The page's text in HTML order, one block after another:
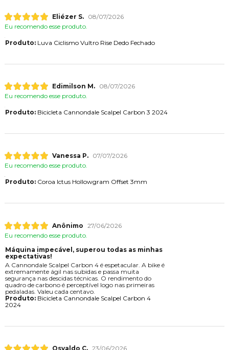
Eliézer S.
08/07/2026
Eu recomendo esse produto.
Produto:Luva Ciclismo Vultro Rise Dedo Fechado
Edimilson M.
08/07/2026
Eu recomendo esse produto.
Produto:Bicicleta Cannondale Scalpel Carbon 3 2024
Vanessa P.
07/07/2026
Eu recomendo esse produto.
Produto:Coroa Ictus Hollowgram Offset 3mm
Anônimo 27/06/2026
Eu recomendo esse produto.
Máquina impecável, superou todas as minhas
expectativas!
A Cannondale Scalpel Carbon 4 é espetacular. A bike é
extremamente ágil nas subidas e passa muita
segurança nas descidas técnicas. O rendimento do
quadro de carbono é perceptível logo nas primeiras
pedaladas. Valeu cada centavo.
Produto:Bicicleta Cannondale Scalpel Carbon 4
2024
Osvaldo C. 23/06/2026